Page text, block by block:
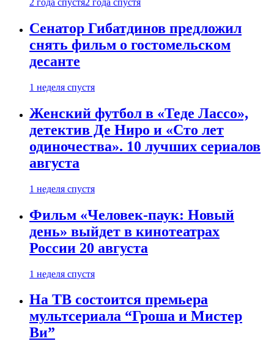
2 года спустя2 года спустя
Сенатор Гибатдинов предложил
снять фильм о гостомельском
десанте
1 неделя спустя
Женский футбол в «Теде Лассо»,
детектив Де Ниро и «Сто лет
одиночества». 10 лучших сериалов
августа
1 неделя спустя
Фильм «Человек-паук: Новый
день» выйдет в кинотеатрах
России 20 августа
1 неделя спустя
На ТВ состоится премьера
мультсериала “Гроша и Мистер
Ви”